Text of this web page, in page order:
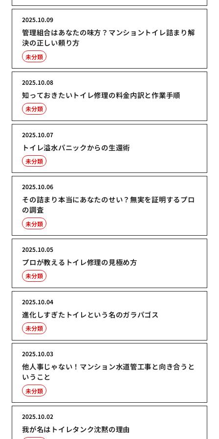
管理組合はあなたの味方？マンショントイレ詰まり解
決の正しい頼り方
2025.10.09
未分類
知っておきたいトイレ修理の料金内訳と作業手順
2025.10.08
未分類
トイレ溢水パニックからの生還術
2025.10.07
未分類
その詰まり本当にあなたのせい？無実を証明するプロ
の調査
2025.10.06
未分類
プロが教えるトイレ修理の見極め方
2025.10.05
未分類
進化しすぎたトイレという名のガラパゴス
2025.10.04
未分類
他人事じゃない！マンション水道管工事と向き合うと
いうこと
2025.10.03
未分類
我が名はトイレタンク沈黙の理由
2025.10.02